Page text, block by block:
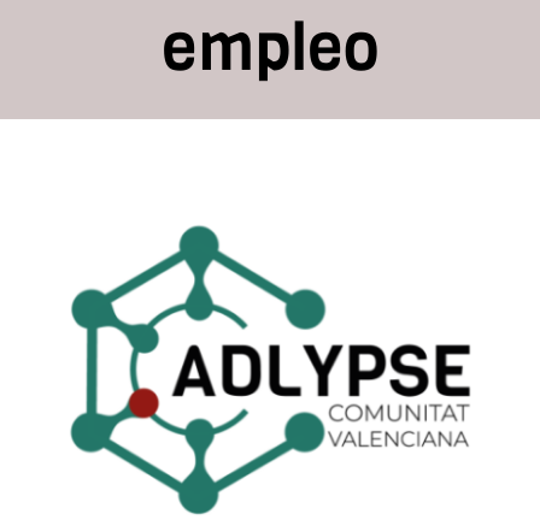
empleo
Estrategia Española de
Apoyo Activo al Empleo
2025–2028: una
oportunidad (muy
concreta) para reforzar el
desarrollo local y el papel
de los ADL
ADLYPSE CV Asociacionismo y participación